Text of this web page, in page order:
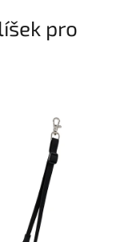
pro